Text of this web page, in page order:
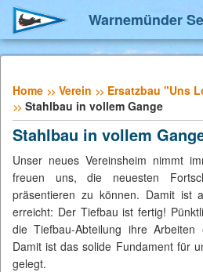
Warnemünder
Home Verein
Ersatzbau "Uns
Stahlbau in vollem Gange
Stahlbau in vollem
Unser neues Vereinsheim nimmt
freuen uns, die neuesten
präsentieren zu können. Damit ist
erreicht: Der Tiefbau ist fertig!
die Tiefbau-Abteilung ihre Arbeiten
Damit ist das solide Fundament für
gelegt.